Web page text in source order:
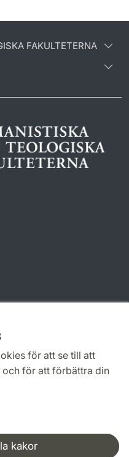
för att se till att
för att förbättra din
kakor
FAKULTETERNA